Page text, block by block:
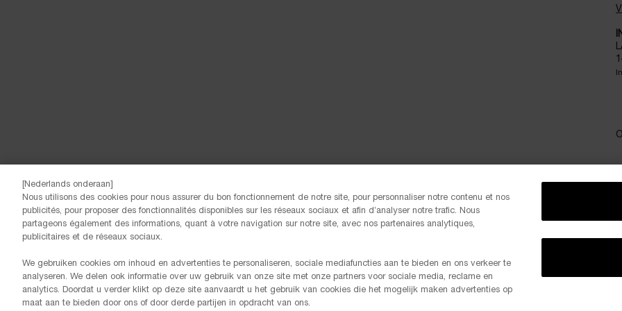
[Nederlands onderaan]
Nous utilisons des cookies pour nous assurer du bon fonctionnement de notre site, pour personnaliser notre contenu et nos
publicités, pour proposer des fonctionnalités disponibles sur les réseaux sociaux et afin d’analyser notre trafic. Nous
partageons également des informations, quant à votre navigation sur notre site, avec nos partenaires analytiques,
publicitaires et de réseaux sociaux.
We gebruiken cookies om inhoud en advertenties te personaliseren, sociale mediafuncties aan te bieden en ons verkeer te
analyseren. We delen ook informatie over uw gebruik van onze site met onze partners voor sociale media, reclame en
analytics. Doordat u verder klikt op deze site aanvaardt u het gebruik van cookies die het mogelijk maken advertenties op
maat aan te bieden door ons of door derde partijen in opdracht van ons.